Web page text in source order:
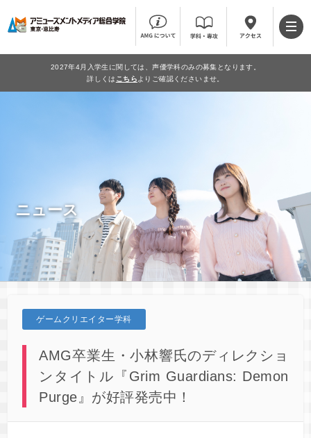
2027年4月入学生に関しては、声優学科のみの募集となります。
詳しくは こちら よりご確認くださいませ。
ニュース
ゲームクリエイター学科
AMG卒業生・小林響氏のディレクショ
ンタイトル『Grim Guardians: Demon
Purge』が好評発売中！